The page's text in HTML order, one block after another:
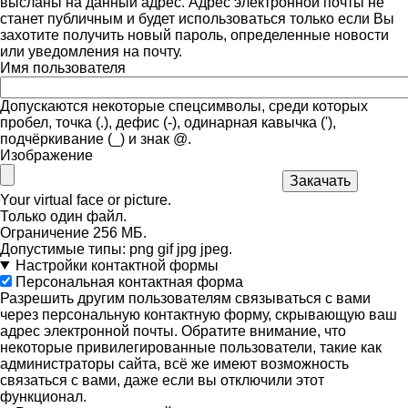
станет публичным и будет использоваться только если Вы
захотите получить новый пароль, определенные новости
или уведомления на почту.
Имя пользователя
Допускаются некоторые спецсимволы, среди которых
пробел, точка (.), дефис (-), одинарная кавычка ('),
подчёркивание (_) и знак @.
Изображение
Your virtual face or picture.
Только один файл.
Ограничение 256 МБ.
Допустимые типы: png gif jpg jpeg.
Настройки контактной формы
Персональная контактная форма
Разрешить другим пользователям связываться с вами
через персональную контактную форму, скрывающую ваш
адрес электронной почты. Обратите внимание, что
некоторые привилегированные пользователи, такие как
администраторы сайта, всё же имеют возможность
связаться с вами, даже если вы отключили этот
функционал.